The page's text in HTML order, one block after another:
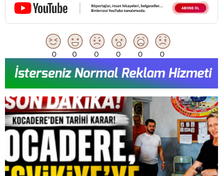
0 0 0 0 0 0